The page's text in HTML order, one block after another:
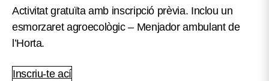
Activitat gratuïta amb inscripció prèvia. Inclou un
esmorzaret agroecològic – Menjador ambulant de
l’Horta.
Inscriu-te ací